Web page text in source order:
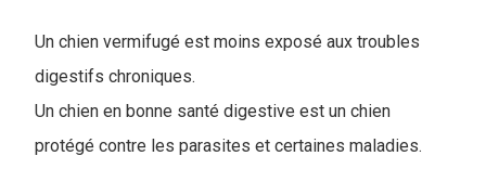
Un chien vermifugé est moins exposé aux troubles
digestifs chroniques.
Un chien en bonne santé digestive est un chien
protégé contre les parasites et certaines maladies.